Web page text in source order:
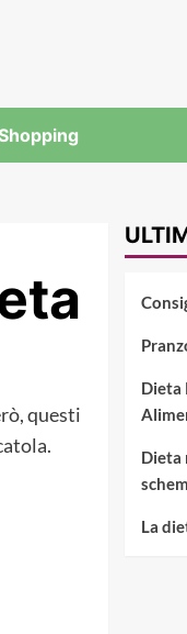
questi
Dieta
Dieta
La